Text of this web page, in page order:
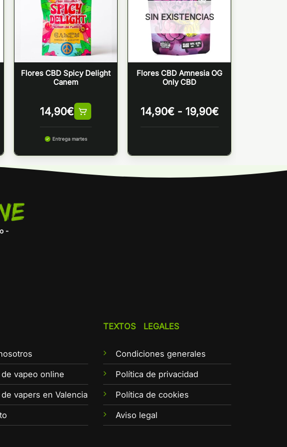
Flores CBD Spicy Delight
Canem
14,90€
Entrega martes
SIN EXISTENCIAS
Flores CBD Amnesia OG
Only CBD
14,90€ - 19,90€Rango
14,90€
19,90€
-
vapeo online
vapers en Valencia
TEXTOS LEGALES
Condiciones generales
Política de privacidad
Política de cookies
Aviso legal